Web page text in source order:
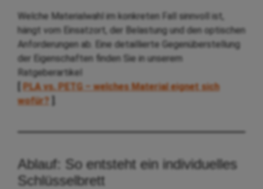
Welche Materialwahl im konkreten Fall sinnvoll ist,
hängt vom Einsatzort, der Belastung und den optischen
Anforderungen ab. Eine detaillierte Gegenüberstellung
der Eigenschaften finden Sie in unserem
Ratgeberartikel
PLA vs. PETG – welches Material eignet sich
wofür?
Ablauf: So entsteht ein individuelles
Schlüsselbrett